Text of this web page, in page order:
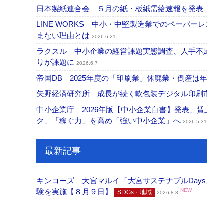
日本製紙連合会 ５月の紙・板紙需給速報を発
LINE WORKS 中小・中堅製造業でのペーパー
まない理由とは 2026.6.21
ラクスル 中小企業の経営課題実態調査、人手
りが課題に 2026.6.7
帝国DB 2025年度の「印刷業」休廃業・倒産は
矢野経済研究所 成長が続く軟包装デジタル印
中小企業庁 2026年版【中小企業白書】発表、
ク、「稼ぐ力」を高め「強い中小企業」へ 2026.5.31
最新記事
キンコーズ 大宮マルイ「大宮サステナブル
験を実施【８月９日】
SDGs・地域 2026.8.8 NEW